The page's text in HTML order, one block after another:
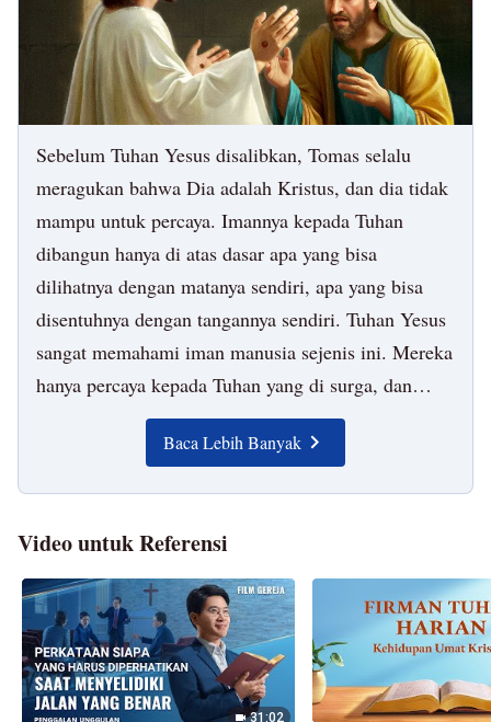
Firman Tuhan yang Relevan
Sebelum Tuhan Yesus disalibkan, Tomas selalu
meragukan bahwa Dia adalah Kristus, dan dia tidak
mampu untuk percaya. Imannya kepada Tuhan
dibangun hanya di atas dasar apa yang bisa
sangat memahami iman manusia sejenis ini. Mereka
hanya percaya kepada Tuhan yang di surga, dan
tidak percaya sama sekali kepada Dia yang diutus
oleh Tuhan, atau Kristus di dalam daging, dan
mereka juga tidak mau menerima-Nya. Demi
membuat Tomas mengakui dan percaya akan
Baca Lebih Banyak